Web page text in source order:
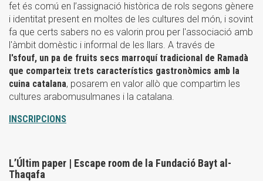
fet és comú en l’assignació històrica de rols segons gènere
i identitat present en moltes de les cultures del món, i sovint
fa que certs sabers no es valorin prou per l'associació amb
l'àmbit domèstic i informal de les llars. A través de
l'sfouf, un pa de fruits secs marroquí tradicional de Ramadà
que comparteix trets característics gastronòmics amb la
cuina catalana, posarem en valor allò que compartim les
cultures arabomusulmanes i la catalana.
INSCRIPCIONS
L’Últim paper | Escape room de la Fundació Bayt al-
Thaqafa